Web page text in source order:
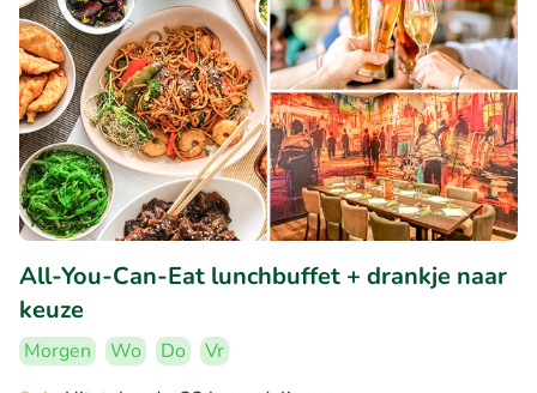
All-You-Can-Eat lunchbuffet + drankje naar
keuze
Morgen Wo Do
Vr